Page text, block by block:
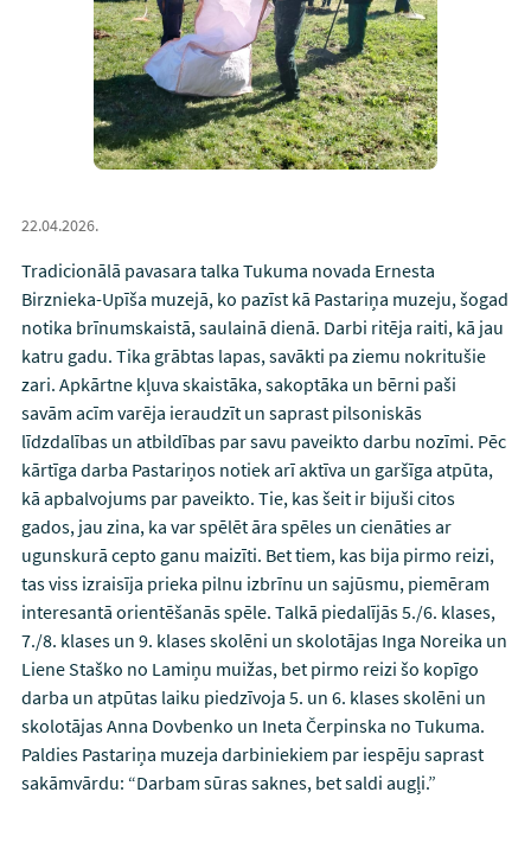
22.04.2026.
Tradicionālā pavasara talka Tukuma novada Ernesta
Birznieka-Upīša muzejā, ko pazīst kā Pastariņa muzeju, šogad
notika brīnumskaistā, saulainā dienā. Darbi ritēja raiti, kā jau
katru gadu. Tika grābtas lapas, savākti pa ziemu nokritušie
zari. Apkārtne kļuva skaistāka, sakoptāka un bērni paši
savām acīm varēja ieraudzīt un saprast pilsoniskās
līdzdalības un atbildības par savu paveikto darbu nozīmi. Pēc
kārtīga darba Pastariņos notiek arī aktīva un garšīga atpūta,
kā apbalvojums par paveikto. Tie, kas šeit ir bijuši citos
gados, jau zina, ka var spēlēt āra spēles un cienāties ar
ugunskurā cepto ganu maizīti. Bet tiem, kas bija pirmo reizi,
tas viss izraisīja prieka pilnu izbrīnu un sajūsmu, piemēram
interesantā orientēšanās spēle. Talkā piedalījās 5./6. klases,
7./8. klases un 9. klases skolēni un skolotājas Inga Noreika un
Liene Staško no Lamiņu muižas, bet pirmo reizi šo kopīgo
darba un atpūtas laiku piedzīvoja 5. un 6. klases skolēni un
skolotājas Anna Dovbenko un Ineta Čerpinska no Tukuma.
Paldies Pastariņa muzeja darbiniekiem par iespēju saprast
sakāmvārdu: “Darbam sūras saknes, bet saldi augļi.”